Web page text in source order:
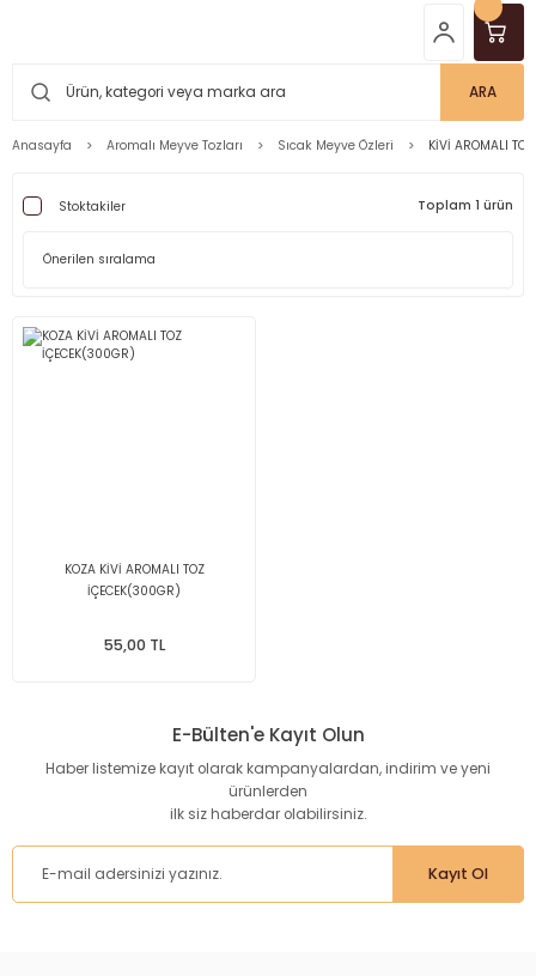
ARA
Anasayfa Aromalı Meyve Tozları Sıcak Meyve Özleri KİVİ AROMALI TOZ
Stoktakiler Toplam 1 ürün
KOZA KİVİ AROMALI TOZ
İÇECEK(300GR)
55,00 TL
E-Bülten'e Kayıt Olun
Haber listemize kayıt olarak kampanyalardan, indirim ve yeni
ürünlerden
ilk siz haberdar olabilirsiniz.
Kayıt Ol